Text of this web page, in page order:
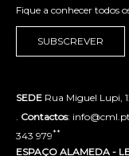
Fique a conhecer todos
SUBSCREVER
SEDE Rua Miguel Lupi,
Contactos: info@cml.pt
343 979**
ESPAÇO ALAMEDA -